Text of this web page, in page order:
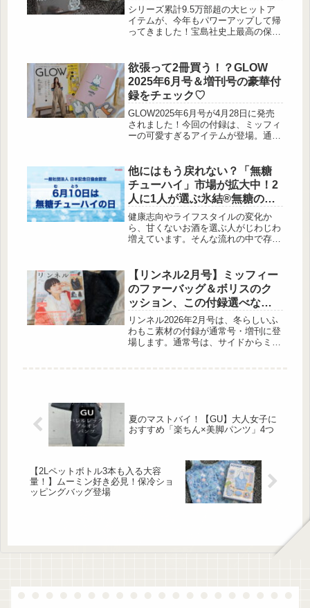
シリーズ累計9.5万部超の大ヒットア
イテムが、今年もパワーアップして帰
ってきました！宝島社史上最高の保冷
買い物やアウトドア、レジャーに大活
躍間違いなしです♪気になる仕様やデ
ザインを、たっぷりご紹介します！
24H 極厚断熱素材が氷をキープ！ 超
保冷バッグBOOK 出典:beautyまとめ
出典:beautyまとめ 24時間氷をキー...
欲張って2冊買う！？GLOW
2025年6月号＆増刊号の豪華付
録をチェック♡
GLOW2025年6月号が4月28日に発売
されました！今回の付録は、ミッフィ
ーの可愛すぎるアイテムが登場。通常
めポイントや付録の魅力をたっぷりご
紹介していきます♪GLOW 2025年6月
号 通常号（宝島社）付録：ミッフィ
ー 70周年記念スペシャルセット（万
年筆・メッセージカード・ノート）出
典:beautyまとめミッフィーの70周年
を記念したスペシャルな文房具セット
が付録に！天然...
他にはもう戻れない？「無糖
チューハイ」市場が拡大中！2
人に1人が選ぶ氷結®無糖の夏
限定フレーバーもチェック
健康志向やライフスタイルの変化か
ら、甘くないお酒を選ぶ人がじわじわ
増えています。そんな流れの中で存在
5倍に膨らんだという「無糖チューハ
イ」ブームの背 […]
【リンネル2月号】ミッフィー
のファーバッグ＆ボリスのク
ッション、この付録選べな
い…！
リンネル2026年2月号は、冬らしいふ
わもこ素材の付録が通常号・増刊に登
場します。通常号は、サイドからミッ
とめ ■リンネル 2026年2月号（宝島
社）価格：1,620円（税込）発売日：
夏のマストバイ！【GU】大人女子に
おすすめ「楽ちん×美脚パンツ」4つ
【2Lペットボトル3本も入る大容
量！】ムーミン好き必見！保冷ショ
ッピングバッグ登場